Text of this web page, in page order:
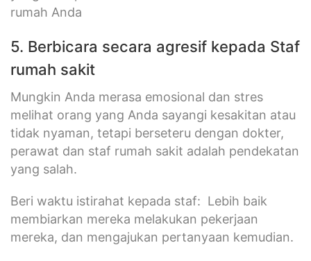
rumah Anda
5. Berbicara secara agresif kepada Staf
rumah sakit
Mungkin Anda merasa emosional dan stres
melihat orang yang Anda sayangi kesakitan atau
tidak nyaman, tetapi berseteru dengan dokter,
perawat dan staf rumah sakit adalah pendekatan
yang salah.
Beri waktu istirahat kepada staf: Lebih baik
membiarkan mereka melakukan pekerjaan
mereka, dan mengajukan pertanyaan kemudian.